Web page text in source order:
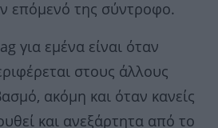
επόμενό της σύντροφο.
για εμένα είναι όταν
στους άλλους
ακόμη και όταν κανείς
και ανεξάρτητα από το